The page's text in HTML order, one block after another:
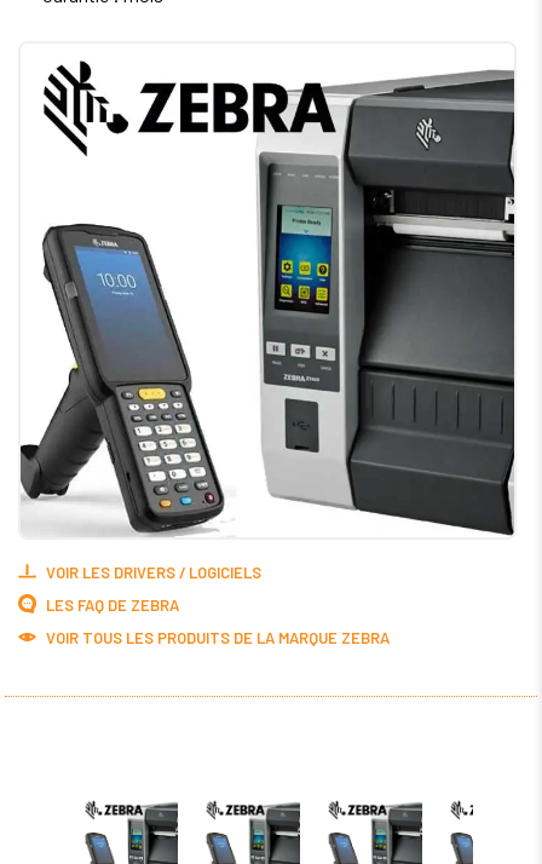
VOIR LES DRIVERS / LOGICIELS
LES FAQ DE ZEBRA
VOIR TOUS LES PRODUITS DE LA MARQUE ZEBRA